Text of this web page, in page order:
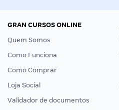
GRAN CURSOS ONLINE
Quem Somos
Como Funciona
Como Comprar
Loja Social
Validador de documentos